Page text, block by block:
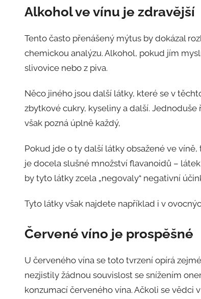
Alkohol ve vínu je zdravější
Tento často přenášený mýtus by dokázal
chemickou analýzu. Alkohol, pokud jím
slivovice nebo z piva.
Něco jiného jsou další látky, které se v
zbytkové cukry, kyseliny a další.
však pozná úplně každý,
Pokud jde o ty další látky obsažené ve
je docela slušné množství flavanoidů –
by tyto látky zcela „negovaly“ negativní
Tyto látky však najdete například i v
Červené víno je prospěšné
U červeného vína se toto tvrzení opírá
nezjistily žádnou souvislost se snížením
konzumací červeného vína. Ačkoli se